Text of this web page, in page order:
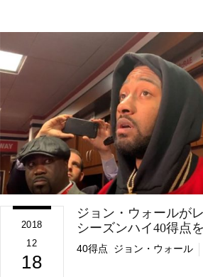
2018
12
18
ジョン・ウォールが
シーズンハイ40得点
40得点 ジョン・ウォール